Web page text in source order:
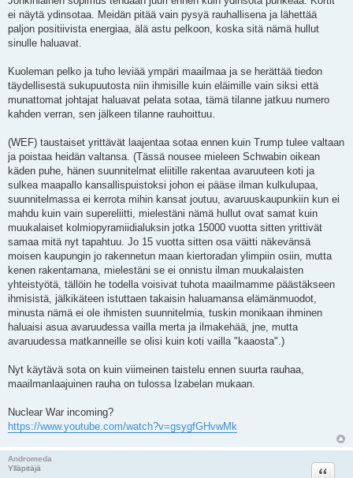
ei näytä ydinsotaa. Meidän pitää vain pysyä rauhallisena ja lähettää
paljon positiivista energiaa, älä astu pelkoon, koska sitä nämä hullut
sinulle haluavat.
Kuoleman pelko ja tuho leviää ympäri maailmaa ja se herättää tiedon
täydellisestä sukupuutosta niin ihmisille kuin eläimille vain siksi että
munattomat johtajat haluavat pelata sotaa, tämä tilanne jatkuu numero
kahden verran, sen jälkeen tilanne rauhoittuu.
(WEF) taustaiset yrittävät laajentaa sotaa ennen kuin Trump tulee valtaan
ja poistaa heidän valtansa. (Tässä nousee mieleen Schwabin oikean
käden puhe, hänen suunnitelmat eliitille rakentaa avaruuteen koti ja
sulkea maapallo kansallispuistoksi johon ei pääse ilman kulkulupaa,
suunnitelmassa ei kerrota mihin kansat joutuu, avaruuskaupunkiin kun ei
mahdu kuin vain supereliitti, mielestäni nämä hullut ovat samat kuin
muukalaiset kolmiopyramiidialuksin jotka 15000 vuotta sitten yrittivät
samaa mitä nyt tapahtuu. Jo 15 vuotta sitten osa väitti näkevänsä
moisen kaupungin jo rakennetun maan kiertoradan ylimpiin osiin, mutta
kenen rakentamana, mielestäni se ei onnistu ilman muukalaisten
yhteistyötä, tällöin he todella voisivat tuhota maailmamme päästäkseen
ihmisistä, jälkikäteen istuttaen takaisin haluamansa elämänmuodot,
minusta nämä ei ole ihmisten suunnitelmia, tuskin monikaan ihminen
haluaisi asua avaruudessa vailla merta ja ilmakehää, jne, mutta
avaruudessa matkanneille se olisi kuin koti vailla "kaaosta".)
Nyt käytävä sota on kuin viimeinen taistelu ennen suurta rauhaa,
maailmanlaajuinen rauha on tulossa Izabelan mukaan.
Nuclear War incoming?
https://www.youtube.com/watch?v=gsygfGHvwMk
Andromeda
Ylläpitäjä
Lainaa